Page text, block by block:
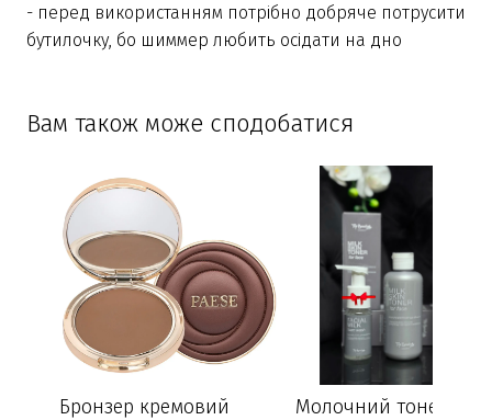
- перед використанням потрібно добряче потрусити
бутилочку, бо шиммер любить осідати на дно
Вам також може сподобатися
Бронзер кремовий
Молочний тонер для